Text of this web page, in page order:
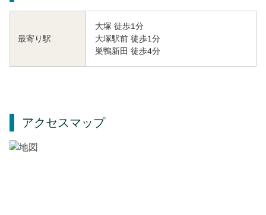
最寄り駅
大塚 徒歩1分
大塚駅前 徒歩1分
巣鴨新田 徒歩4分
アクセスマップ